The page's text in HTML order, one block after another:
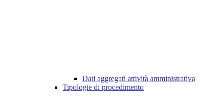
Dati aggregati attività amministrativa
Tipologie di procedimento